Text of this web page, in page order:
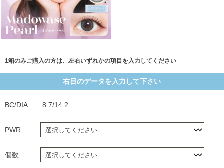
1箱のみご購入の方は、左右いずれかの項目を入力してください
右目のデータを入力して下さい
BC/DIA 8.7/14.2
PWR
個数